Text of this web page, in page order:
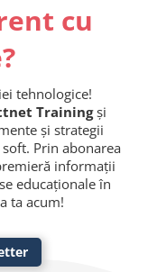
cu
tehnologice!
Trainingși
și strategii
Prin abonarea
informații
educaționale în
ta acum!